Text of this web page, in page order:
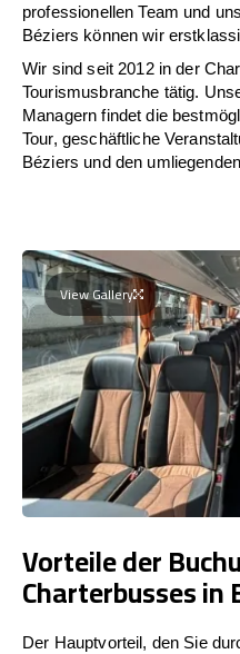
professionellen Team und
Béziers können wir
Wir sind seit 2012 in der
Tourismusbranche tätig.
Managern findet die
Tour, geschäftliche
Béziers und den
View Gallery
Vorteile der
Charterbusses in
Der Hauptvorteil, den Sie